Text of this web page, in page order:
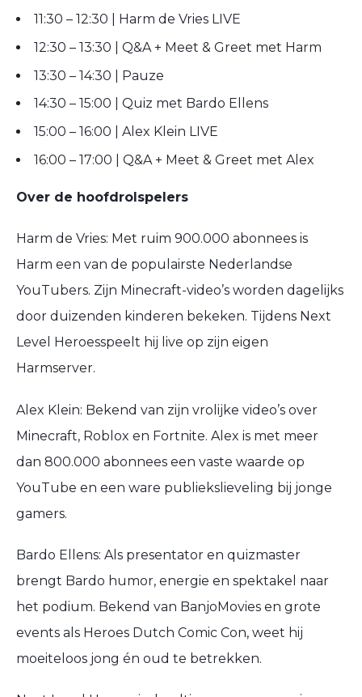
11:30 – 12:30
Harm de Vries LIVE
12:30 – 13:30 | Q&A + Meet & Greet met Harm
13:30 – 14:30 | Pauze
14:30 – 15:00 | Quiz met Bardo Ellens
15:00 – 16:00
Alex Klein LIVE
16:00 – 17:00 | Q&A + Meet & Greet met Alex
Over de hoofdrolspelers
Harm de Vries: Met ruim 900.000 abonnees is
Harm een van de populairste Nederlandse
YouTubers. Zijn Minecraft-video’s worden dagelijks
door duizenden kinderen bekeken. Tijdens Next
Level Heroesspeelt hij live op zijn eigen
Harmserver.
Alex Klein: Bekend van zijn vrolijke video’s over
Minecraft, Roblox en Fortnite. Alex is met meer
dan 800.000 abonnees een vaste waarde op
YouTube en een ware publiekslieveling bij jonge
gamers.
Bardo Ellens: Als presentator en quizmaster
brengt Bardo humor, energie en spektakel naar
het podium. Bekend van BanjoMovies en grote
events als Heroes Dutch Comic Con, weet hij
moeiteloos jong én oud te betrekken.